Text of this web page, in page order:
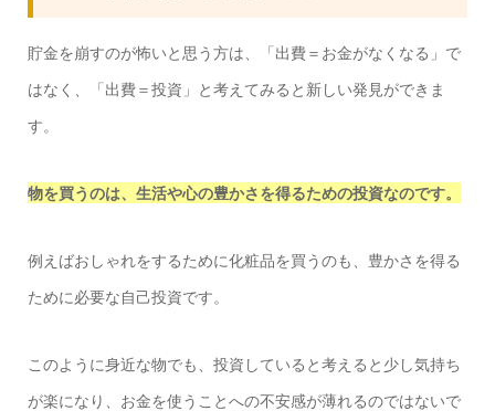
貯金を崩すのが怖いと思う方は、「出費＝お金がなくなる」で
はなく、「出費＝投資」と考えてみると新しい発見ができま
す。
物を買うのは、生活や心の豊かさを得るための投資なのです。
例えばおしゃれをするために化粧品を買うのも、豊かさを得る
ために必要な自己投資です。
このように身近な物でも、投資していると考えると少し気持ち
が楽になり、お金を使うことへの不安感が薄れるのではないで